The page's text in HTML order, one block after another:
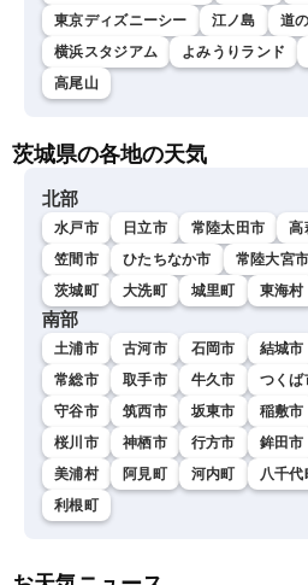
東京ディズニーシー
江ノ島
道
横浜スタジアム
よみうりランド
高尾山
茨城県の各地の天気
北部
水戸市 日立市 常陸太田市 高
笠間市
ひたちなか市 常陸大宮市
茨城町
大洗町 城里町 東海村
南部
土浦市 古河市 石岡市 結城市
常総市
取手市 牛久市 つくば
守谷市
筑西市 坂東市 稲敷市
桜川市
神栖市 行方市 鉾田市
美浦村
阿見町 河内町 八千代
利根町